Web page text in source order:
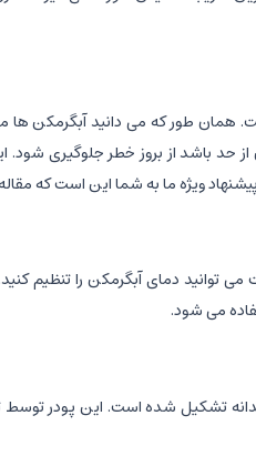
طور که می دانید آبگرمکن ها
باشد از بروز خطر جلوگیری شود.
ویژه ما به شما این است که مقاله
دمای آبگرمکن را تنظیم
می شود.
تشکیل شده است. این پودر